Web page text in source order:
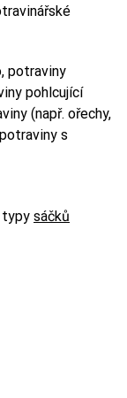
potraviny
pohlcující
(např. ořechy,
s
typy sáčků